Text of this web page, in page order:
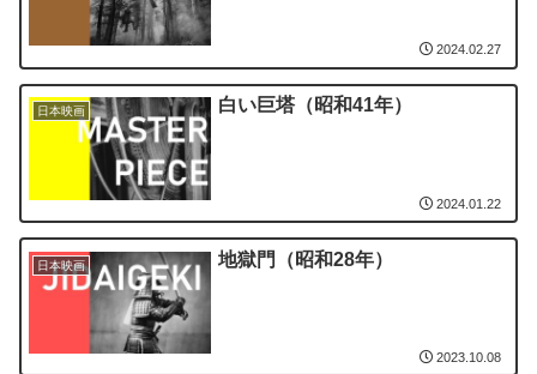
2024.02.27
日本映画 白い巨塔（昭和41年）
2024.01.22
日本映画 地獄門（昭和28年）
2023.10.08